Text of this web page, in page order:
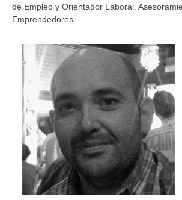
de Empleo y Orientador Laboral.
Emprendedores